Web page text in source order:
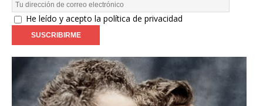
He leído y acepto la política de privacidad